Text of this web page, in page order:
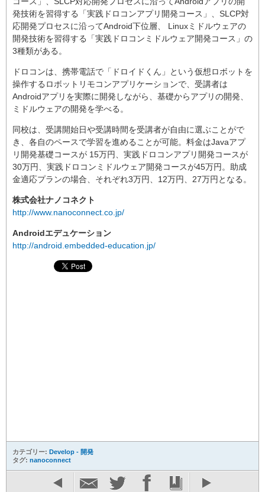
発技術を習得する「実践ドロコンアプリ開発コース」、SLCP対
応開発プロセスに沿ってAndroid下位層、 Linuxミドルウェアの
開発技術を習得する「実践ドロコンミドルウェア開発コース」の
3種類がある。
ドロコンは、携帯電話で「ドロイドくん」という仮想ロボットを
操作するロボットリモコンアプリケーションで、受講者は
Androidアプリを実際に開発しながら、基礎からアプリの開発、
ミドルウェアの開発を学べる。
同校は、受講開始日や受講時間を受講者が自由に選ぶことがで
き、各自のペースで学習を進めることが可能。料金はJavaアプ
リ開発基礎コースが 15万円、実践ドロコンアプリ開発コースが
30万円、実践ドロコンミドルウェア開発コースが45万円。助成
金適応プランの場合、それぞれ3万円、12万円、27万円となる。
株式会社ナノコネクト
http://www.nanoconnect.co.jp/
Androidエデュケーション
http://android.embedded-education.jp/
カテゴリー: Develop - 開発
タグ: nanoconnect